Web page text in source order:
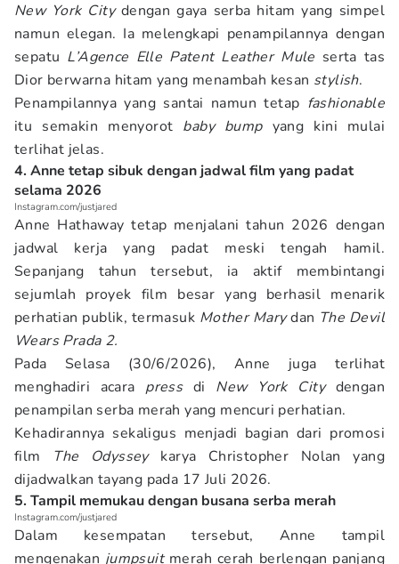
New York Citydengan gaya serba hitam yang simpel
namun elegan. Ia melengkapi penampilannya dengan
sepatu L’Agence Elle Patent Leather Mule serta tas
Dior berwarna hitam yang menambah kesan stylish.
Penampilannya yang santai namun tetap fashionable
itu semakin menyorot baby bumpyang kini mulai
terlihat jelas.
4. Anne tetap sibuk dengan jadwal film yang padat
selama 2026
Instagram.com/justjared
Anne Hathaway tetap menjalani tahun 2026 dengan
jadwal kerja yang padat meski tengah hamil.
Sepanjang tahun tersebut, ia aktif membintangi
sejumlah proyek film besar yang berhasil menarik
perhatian publik, termasuk Mother Marydan The Devil
Wears Prada 2.
Pada Selasa (30/6/2026), Anne juga terlihat
menghadiri acara pressdi New York Citydengan
penampilan serba merah yang mencuri perhatian.
Kehadirannya sekaligus menjadi bagian dari promosi
film The Odysseykarya Christopher Nolan yang
dijadwalkan tayang pada 17 Juli 2026.
5. Tampil memukau dengan busana serba merah
Instagram.com/justjared
Dalam kesempatan tersebut, Anne tampil
mengenakan jumpsuitmerah cerah berlengan panjang